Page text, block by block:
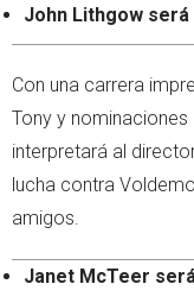
John Lithgow
Con una carrera
Tony y nominaciones
interpretará al
lucha contra
amigos.
Janet McTeer